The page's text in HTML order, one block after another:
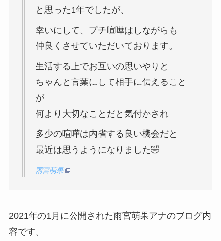
と思った1年でしたが、
幸いにして、プチ喧嘩はしながらも
仲良くさせていただいております。
生活する上でお互いの思いやりと
ちゃんと言葉にして相手に伝えること
が
何より大切なことだと気付かされ
多少の喧嘩は内省する良い機会だと
最近は思うようになりました🤣
雨宮萌果
2021年の1月に公開された雨宮萌果アナのブログ内
容です。